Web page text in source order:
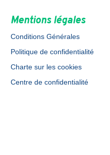
Mentions légales
Conditions Générales
Politique de confidentialité
Charte sur les cookies
Centre de confidentialité